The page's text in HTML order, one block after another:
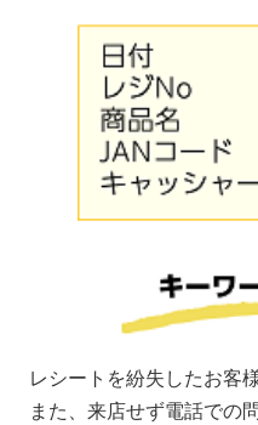
レシートを紛失したお客
また、来店せず電話での